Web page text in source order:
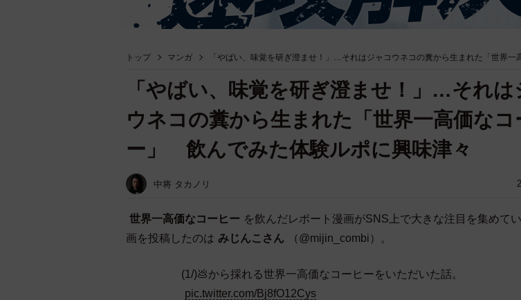
トップ マンガ 「やばい、味覚を研ぎ澄ませ！」…それはジャコウネコの糞から生まれた「世界一
「やばい、味覚を研ぎ澄ませ！」…それは
ウネコの糞から生まれた「世界一高価なコ
ー」 飲んでみた体験ルポに興味津々
中将 タカノリ
世界一高価なコーヒー を飲んだレポート漫画がSNS上で大きな注目を集めて
画を投稿したのは みじんこさん （@mijin_combi）。
(1/)💩から採れる世界一高価なコーヒーをいただいた話。
pic.twitter.com/Bj8fO12Cys